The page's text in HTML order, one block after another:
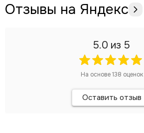
Отзывы на Яндекс
5.0 из 5
На основе138 оценок
Оставить отзыв